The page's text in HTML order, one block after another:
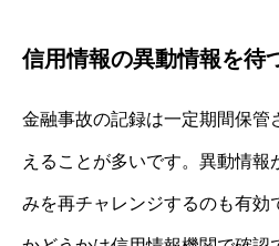
信用情報の異動情報を待
金融事故の記録は一定期間保管
えることが多いです。異動情報
みを再チャレンジするのも有効